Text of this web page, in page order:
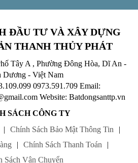
ĐẦU TƯ VÀ XÂY DỰNG
THANH THỦY PHÁT
Tây A , Phường Đông Hòa, Dĩ An -
Dương - Việt Nam
0973.591.709 Email:
Website: Batdongsanttp.vn
SÁCH CÔNG TY
| Chính Sách Bảo Mật Thông Tin
|
| Chính Sách Thanh Toán
|
Sách Vận Chuyển